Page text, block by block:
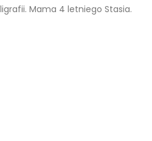
Mama 4 letniego Stasia.